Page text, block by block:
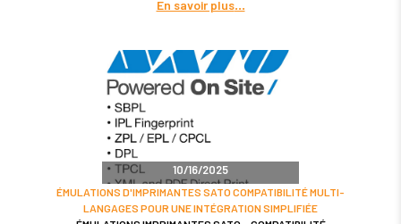
En savoir plus
10/16/2025
ÉMULATIONS D'IMPRIMANTES SATO COMPATIBILITÉ MULTI-
LANGAGES POUR UNE INTÉGRATION SIMPLIFIÉE